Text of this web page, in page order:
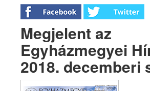
Megjelent az
Egyházmegyei
2018. decemberi